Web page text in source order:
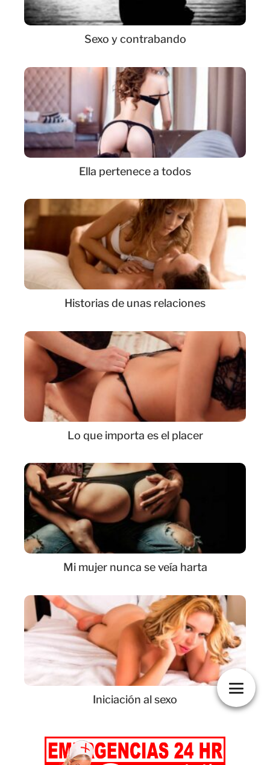
Sexo y contrabando
Ella pertenece a todos
Historias de unas relaciones
Lo que importa es el placer
Mi mujer nunca se veía harta
Iniciación al sexo